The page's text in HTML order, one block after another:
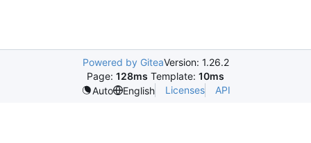
Powered by GiteaVersion: 1.26.2
Page: 128ms Template: 10ms
Auto
English Licenses API